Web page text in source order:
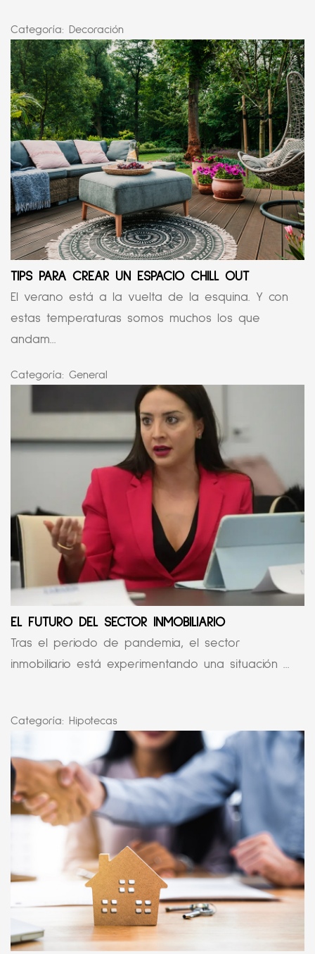
Categoría: Decoración
TIPS PARA CREAR UN ESPACIO CHILL OUT
El verano está a la vuelta de la esquina. Y con
estas temperaturas somos muchos los que
andam...
Categoría: General
EL FUTURO DEL SECTOR INMOBILIARIO
Tras el periodo de pandemia, el sector
inmobiliario está experimentando una situación ...
Categoría: Hipotecas